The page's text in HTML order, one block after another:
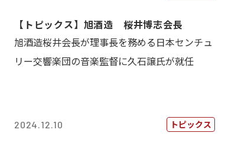
【トピックス】旭酒造 桜井博志会長
旭酒造桜井会長が理事長を務める日本センチュ
リー交響楽団の音楽監督に久石譲氏が就任
2024.12.10 トピックス